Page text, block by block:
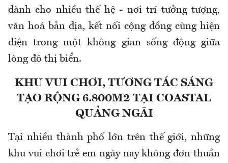
dành cho nhiều thế hệ - nơi trí tưởng tượng,
văn hoá bản địa, kết nối cộng đồng cùng hiện
diện trong một không gian sống động giữa
lòng đô thị biển.
KHU VUI CHƠI, TƯƠNG TÁC SÁNG
TẠO RỘNG 6.800M2 TẠI COASTAL
QUẢNG NGÃI
Tại nhiều thành phố lớn trên thế giới, những
khu vui chơi trẻ em ngày nay không đơn thuần